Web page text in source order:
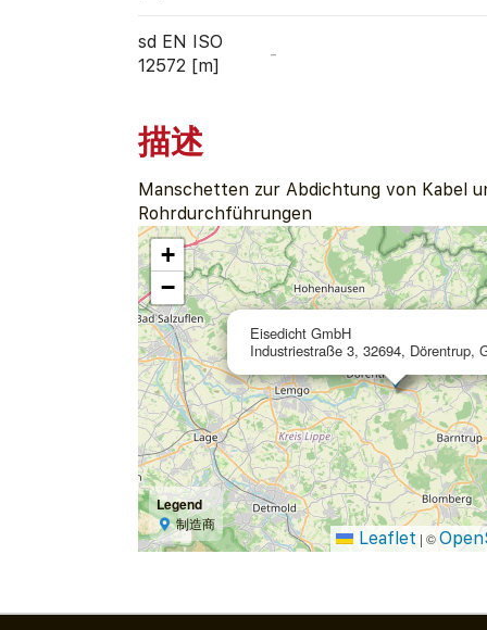
sd EN ISO
12572 [m]
-
描述
Manschetten zur Abdichtung von Kabel
Rohrdurchführungen
Eisedicht GmbH
Industriestraße 3, 32694, Dörentrup,
+
−
Legend
制造商
Leaflet | ©